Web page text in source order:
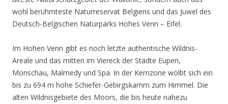
wohl berühmteste Naturreservat Belgiens und das Juwel des
Deutsch-Belgischen Naturparks Hohes Venn – Eifel.
Im Hohen Venn gibt es noch letzte authentische Wildnis-
Areale und das mitten im Viereck der Städte Eupen,
Monschau, Malmedy und Spa. In der Kernzone wölbt sich ein
bis zu 694 m hohe Schiefer-Gebirgskamm zum Himmel. Die
alten Wildnisgebiete des Moors, die bis heute nahezu